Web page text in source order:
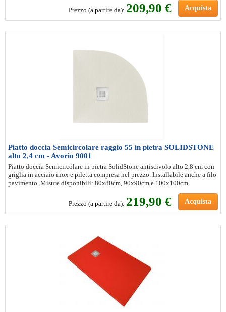
Prezzo (a partire da): 209,90 € Acquista
Piatto doccia Semicircolare raggio 55 in pietra SOLIDSTONE
alto 2,4 cm - Avorio 9001
Piatto doccia Semicircolare in pietra SolidStone antiscivolo alto 2,8 cm con
griglia in acciaio inox e piletta compresa nel prezzo. Installabile anche a filo
pavimento. Misure disponibili: 80x80cm, 90x90cm e 100x100cm.
Prezzo (a partire da): 219,90 € Acquista